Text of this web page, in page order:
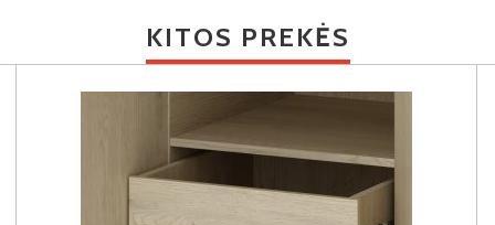
KITOS PREKĖS